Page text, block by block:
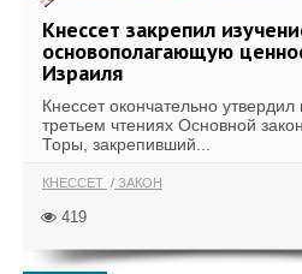
Кнессет закрепил
основополагающую
Израиля
Кнессет окончательно
третьем чтениях Основной
Торы, закрепивший...
КНЕССЕТ ЗАКОН
419